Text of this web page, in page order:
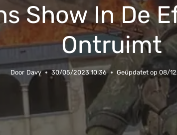
Show In De
Ontruimt
Door Davy 30/05/2023 10:36 Geüpdatet op 08/